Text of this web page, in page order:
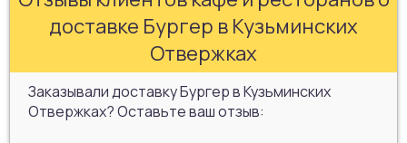
доставке Бургер в Кузьминских
Отвержках
Заказывали доставку Бургер в Кузьминских
Отвержках? Оставьте ваш отзыв: